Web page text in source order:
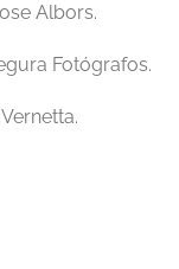
Albors.
Fotógrafos.